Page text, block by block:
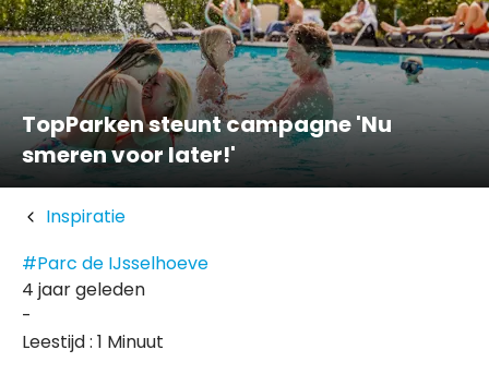
TopParken steunt campagne 'Nu
smeren voor later!'
Inspiratie
#Parc de IJsselhoeve
4 jaar geleden
-
Leestijd : 1 Minuut